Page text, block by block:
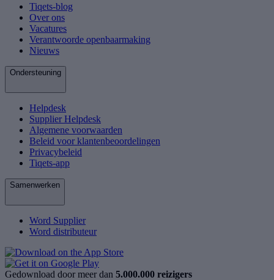
Tiqets-blog
Over ons
Vacatures
Verantwoorde openbaarmaking
Nieuws
Ondersteuning
Helpdesk
Supplier Helpdesk
Algemene voorwaarden
Beleid voor klantenbeoordelingen
Privacybeleid
Tiqets-app
Samenwerken
Word Supplier
Word distributeur
Gedownload door meer dan 5.000.000 reizigers